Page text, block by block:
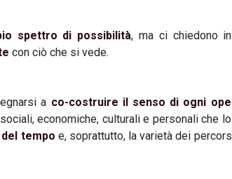
spettro di possibilità, ma ci chiedono
con ciò che si vede.
a co-costruire il senso di ogni
economiche, culturali e personali che
tempo e, soprattutto, la varietà dei